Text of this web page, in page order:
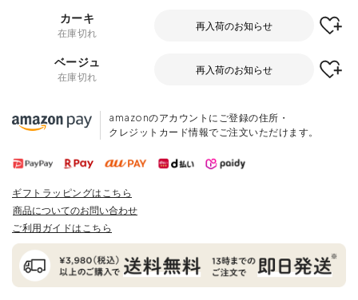
カーキ
在庫切れ
再入荷のお知らせ
ベージュ
在庫切れ
再入荷のお知らせ
amazonのアカウントにご登録の住所・
クレジットカード情報でご注文いただけます。
ギフトラッピングはこちら
商品についてのお問い合わせ
ご利用ガイドはこちら